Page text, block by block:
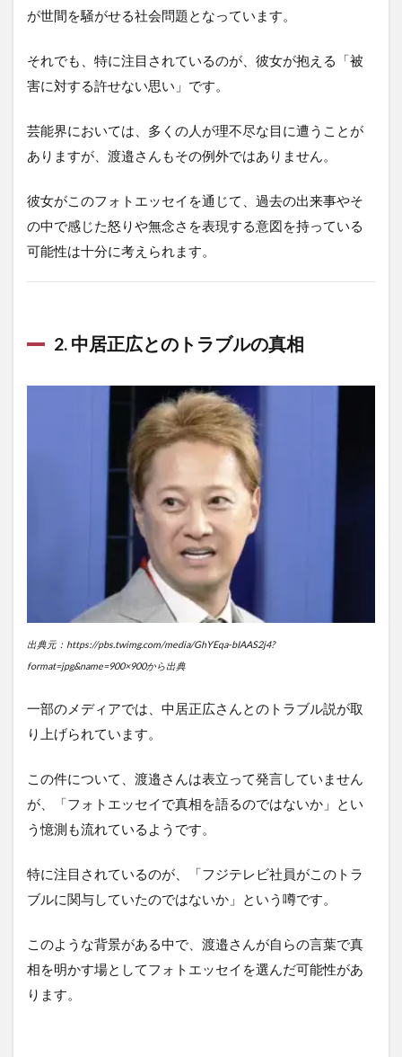
が世間を騒がせる社会問題となっています。
それでも、特に注目されているのが、彼女が抱える「被
害に対する許せない思い」です。
芸能界においては、多くの人が理不尽な目に遭うことが
ありますが、渡邉さんもその例外ではありません。
彼女がこのフォトエッセイを通じて、過去の出来事やそ
の中で感じた怒りや無念さを表現する意図を持っている
可能性は十分に考えられます。
2. 中居正広とのトラブルの真相
出典元：https://pbs.twimg.com/media/GhYEqa-bIAAS2j4?
format=jpg&name=900×900から出典
一部のメディアでは、中居正広さんとのトラブル説が取
り上げられています。
この件について、渡邉さんは表立って発言していません
が、「フォトエッセイで真相を語るのではないか」とい
う憶測も流れているようです。
特に注目されているのが、「フジテレビ社員がこのトラ
ブルに関与していたのではないか」という噂です。
このような背景がある中で、渡邉さんが自らの言葉で真
相を明かす場としてフォトエッセイを選んだ可能性があ
ります。